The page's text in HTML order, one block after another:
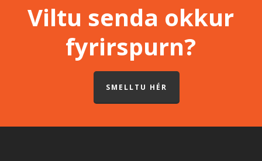
Viltu senda okkur
fyrirspurn?
SMELLTU HÉR